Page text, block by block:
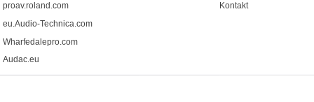
proav.roland.com
eu.Audio-Technica.com
Wharfedalepro.com
Audac.eu
Kontakt